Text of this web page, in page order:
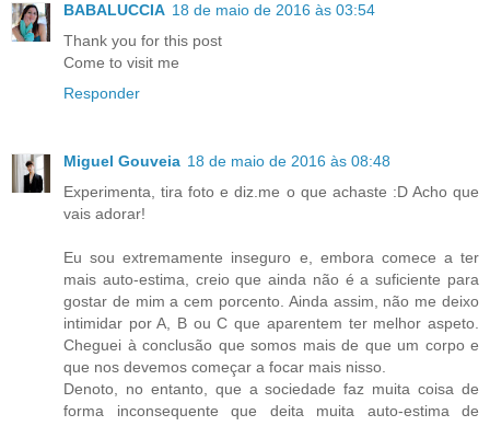
BABALUCCIA 18 de maio de 2016 às 03:54
Thank you for this post
Come to visit me
Responder
Miguel Gouveia 18 de maio de 2016 às 08:48
Experimenta, tira foto e diz.me o que achaste :D Acho que
vais adorar!
Eu sou extremamente inseguro e, embora comece a ter
mais auto-estima, creio que ainda não é a suficiente para
gostar de mim a cem porcento. Ainda assim, não me deixo
intimidar por A, B ou C que aparentem ter melhor aspeto.
Cheguei à conclusão que somos mais de que um corpo e
que nos devemos começar a focar mais nisso.
Denoto, no entanto, que a sociedade faz muita coisa de
forma inconsequente que deita muita auto-estima de